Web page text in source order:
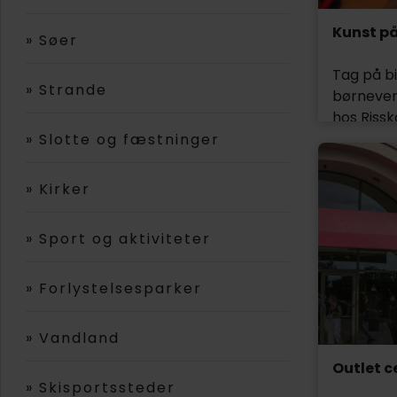
» Søer
» Strande
» Slotte og fæstninger
» Kirker
» Sport og aktiviteter
» Forlystelsesparker
» Vandland
» Skisportssteder
Kunst
Tag på
hos
Der
Outlet